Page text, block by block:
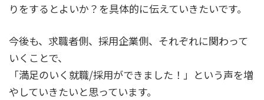
りをするとよいか？を具体的に伝えていきたいです。
今後も、求職者側、採用企業側、それぞれに関わって
いくことで、
「満足のいく就職/採用ができました！」という声を増
やしていきたいと思っています。